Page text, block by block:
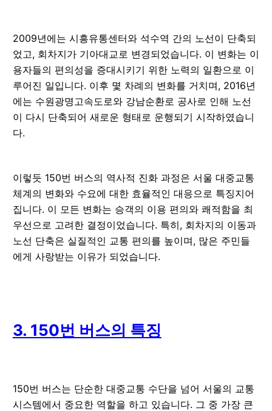
2009년에는 시흥유통센터와 석수역 간의 노선이 단축되
었고, 회차지가 기아대교로 변경되었습니다. 이 변화는 이
용자들의 편의성을 증대시키기 위한 노력의 일환으로 이
루어진 일입니다. 이후 몇 차례의 변화를 거치며, 2016년
에는 수원광명고속도로와 강남순환로 공사로 인해 노선
이 다시 단축되어 새로운 형태로 운행되기 시작하였습니
다.
이렇듯 150번 버스의 역사적 진화 과정은 서울 대중교통
체계의 변화와 수요에 대한 효율적인 대응으로 특징지어
집니다. 이 모든 변화는 승객의 이용 편의와 쾌적함을 최
우선으로 고려한 결정이었습니다. 특히, 회차지의 이동과
노선 단축은 실질적인 교통 편의를 높이며, 많은 주민들
에게 사랑받는 이유가 되었습니다.
3. 150번 버스의 특징
150번 버스는 단순한 대중교통 수단을 넘어 서울의 교통
시스템에서 중요한 역할을 하고 있습니다. 그 중 가장 큰